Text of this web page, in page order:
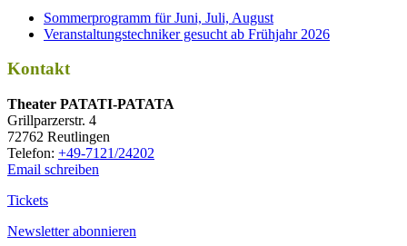
Sommerprogramm für Juni, Juli, August
Veranstaltungstechniker gesucht ab Frühjahr 2026
Kontakt
Thea­ter PATATI-PATATA
Grill­par­zer­str. 4
72762 Reutlingen
Tele­fon: +49-7121/24202
Email schreiben
Tickets
Newsletter abonnieren